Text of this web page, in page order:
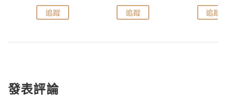
追蹤 追蹤 追蹤
發表評論